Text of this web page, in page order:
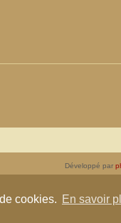
cookies. En savoir
Développé par